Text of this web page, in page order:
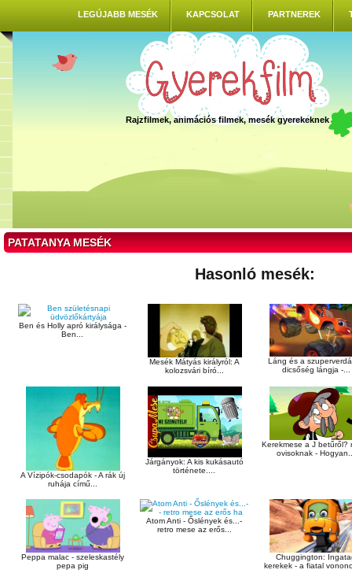
LEGÚJABB MESÉK KAPCSOLAT PARTNEREK
Rajzfilmek, animációs filmek, mesék gyerekeknek
PATATANYA MESÉK
Hasonló mesék:
Ben és Holly apró királysága -
Ben...
Mesék Mátyás királyról: A
kolozsvári bíró...
Láng és a
dicsőség lángja -...
A Vízipók-csodapók - A rák új
ruhája című...
Járgányok: A kis kukásautó
története....
Kerekmese a J betűről?
ovisoknak -
Peppa malac - szeleskastély
pepa pig
Atom Anti - Őslények és...-
retro mese az erős...
Chuggington:
kerekek - a fiatal